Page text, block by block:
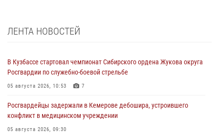
ЛЕНТА НОВОСТЕЙ
В Кузбассе стартовал чемпионат Сибирского ордена Жукова округа
Росгвардии по служебно-боевой стрельбе
05 августа 2026, 10:53 7
Росгвардейцы задержали в Кемерове дебошира, устроившего
конфликт в медицинском учреждении
05 августа 2026, 09:30